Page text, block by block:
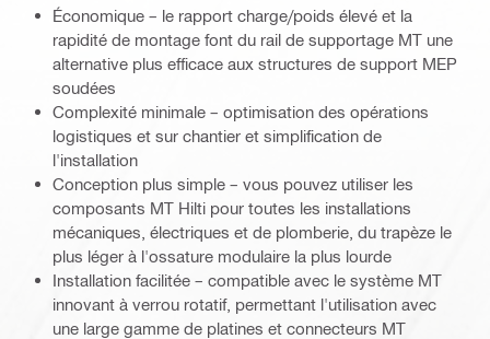
Économique – le rapport charge/poids élevé et la
rapidité de montage font du rail de supportage MT une
alternative plus efficace aux structures de support MEP
soudées
Complexité minimale – optimisation des opérations
logistiques et sur chantier et simplification de
l'installation
Conception plus simple – vous pouvez utiliser les
composants MT Hilti pour toutes les installations
mécaniques, électriques et de plomberie, du trapèze le
plus léger à l'ossature modulaire la plus lourde
Installation facilitée – compatible avec le système MT
innovant à verrou rotatif, permettant l'utilisation avec
une large gamme de platines et connecteurs MT